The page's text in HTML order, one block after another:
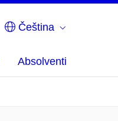
Čeština
Absolventi